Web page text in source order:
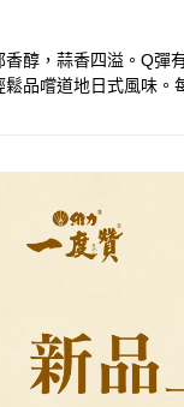
醇，蒜香四溢。Q
品嚐道地日式風味